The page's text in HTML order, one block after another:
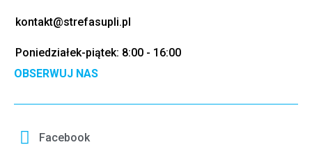
kontakt@strefasupli.pl
Poniedziałek-piątek: 8:00 - 16:00
OBSERWUJ NAS
Facebook